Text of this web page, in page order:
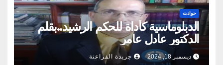
حوادث
الدبلوماسية كأداة للحكم الرشيد..بقلم
الدكتور عادل عامر
ديسمبر 18, 2024 جريدة الفراعنة